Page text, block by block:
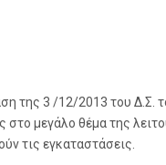
της 3 /12/2013 του
μεγάλο θέμα της
τις εγκαταστάσεις.